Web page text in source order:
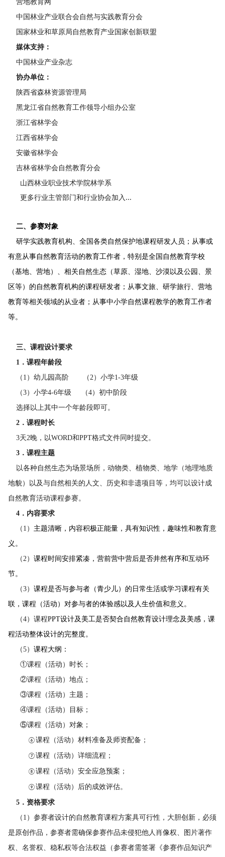
营地教育网
中国林业产业联合会自然与实践教育分会
国家林业和草原局自然教育产业国家创新联盟
媒体支持：
中国林业产业杂志
协办单位：
陕西省森林资源管理局
黑龙江省自然教育工作领导小组办公室
浙江省林学会
江西省林学会
安徽省林学会
吉林省林学会自然教育分会
山西林业职业技术学院林学系
更多行业主管部门和行业协会加入...
二、参赛对象
研学实践教育机构、全国各类自然保护地课程研发人员；从事或
有意从事自然教育活动的教育工作者，特别是全国自然教育学校
（基地、营地）、相关自然生态（草原、湿地、沙漠以及公园、景
区等）的自然教育机构的课程研发者；从事文旅、研学旅行、营地
教育等相关领域的从业者；从事中小学自然课程教学的教育工作者
等。
三、课程设计要求
1．课程年龄段
（1）幼儿园高阶 （2）小学1-3年级
（3）小学4-6年级 （4）初中阶段
选择以上其中一个年龄段即可。
2．课程时长
3天2晚，以WORD和PPT格式文件同时提交。
3．课程主题
以各种自然生态为场景场所，动物类、植物类、地学（地理地质
地貌）以及与自然相关的人文、历史和非遗项目等，均可以设计成
自然教育活动课程参赛。
4．内容要求
（1） 主题清晰，内容积极正能量，具有知识性，趣味性和教育意
义。
（2） 课程时间安排紧凑，营前营中营后是否井然有序和互动环
节。
（3） 课程是否与参与者（青少儿）的日常生活或学习课程有关
联，课程（活动）对参与者的体验感以及人生价值和意义。
（4）课程PPT设计及美工是否契合自然教育设计理念及美感，课
程活动整体设计的完整度。
（5） 课程大纲：
①课程（活动）时长；
②课程（活动）地点；
③课程（活动）主题；
④课程（活动）目标；
⑤课程（活动）对象；
⑥课程（活动）材料准备及师资配备；
⑦课程（活动）详细流程；
⑧课程（活动）安全应急预案；
⑨课程（活动）后的成效评估。
5． 资格要求
（1）参赛者设计的自然教育课程方案具可行性，大胆创新，必须
是原创作品，参赛者需确保参赛作品未侵犯他人肖像权、图片著作
权、名誉权、稳私权等合法权益（参赛者需签署《参赛作品知识产